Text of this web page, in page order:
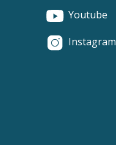
Youtube
Instagram